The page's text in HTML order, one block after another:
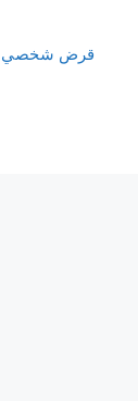
قرض شخصي